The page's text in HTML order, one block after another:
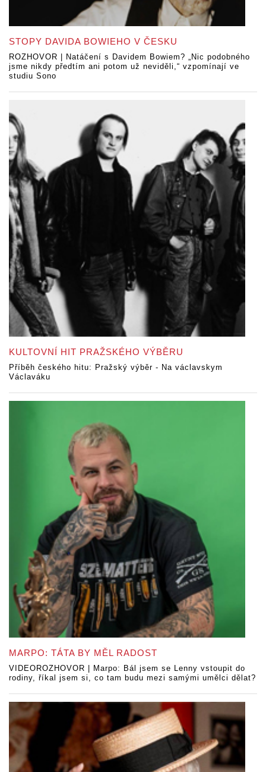
STOPY DAVIDA BOWIEHO V ČESKU
ROZHOVOR | Natáčení s Davidem Bowiem? „Nic podobného
jsme nikdy předtím ani potom už neviděli,“ vzpomínají ve
studiu Sono
KULTOVNÍ HIT PRAŽSKÉHO VÝBĚRU
Příběh českého hitu: Pražský výběr - Na václavskym
Václaváku
MARPO: TÁTA BY MĚL RADOST
VIDEOROZHOVOR | Marpo: Bál jsem se Lenny vstoupit do
rodiny, říkal jsem si, co tam budu mezi samými umělci dělat?